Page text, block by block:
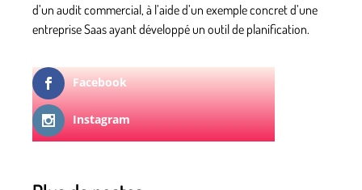
d’un audit commercial, à l’aide d’un exemple concret d’une
entreprise Saas ayant développé un outil de planification.
Facebook
Instagram